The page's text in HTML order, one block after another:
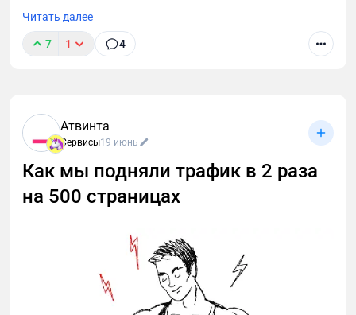
Читать далее
7 1 4
Атвинта
Сервисы19 июнь
Как мы подняли трафик в 2 раза
на 500 страницах